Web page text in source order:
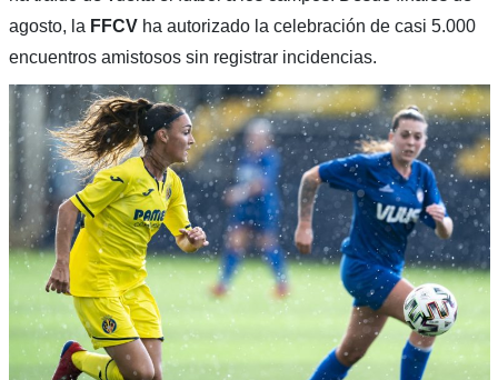
agosto, la FFCVha autorizado la celebración de casi 5.000
encuentros amistosos sin registrar incidencias.